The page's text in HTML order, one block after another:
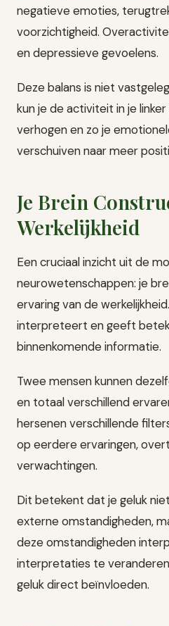
negatieve emoties,
voorzichtigheid.
en depressieve gevoelens.
Deze balans is niet
kun je de activiteit in je
verhogen en zo je
verschuiven naar meer
Je Brein
Werkelijkheid
Een cruciaal inzicht uit de
neurowetenschappen: je
ervaring van de
interpreteert en geeft
binnenkomende informatie.
Twee mensen kunnen
en totaal verschillend
hersenen verschillende
op eerdere ervaringen,
verwachtingen.
Dit betekent dat je geluk
externe omstandigheden,
deze omstandigheden
interpretaties te
geluk direct beïnvloeden.